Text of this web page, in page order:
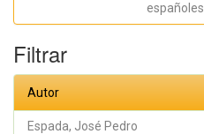
españoles
Filtrar
Autor
Espada, José Pedro